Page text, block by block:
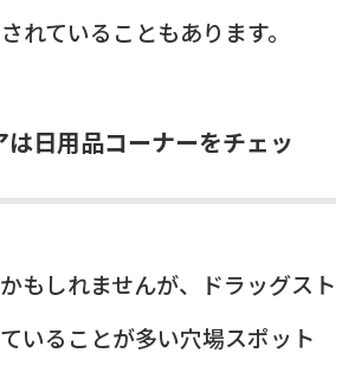
れていることもあります。
は日用品コーナーをチェッ
もしれませんが、ドラッグスト
いることが多い穴場スポット